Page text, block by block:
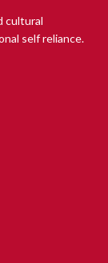
cultural
self reliance.